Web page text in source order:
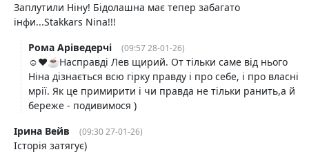
Заплутили Ніну! Бідолашна має тепер забагато
інфи...Stakkars Nina!!!
Рома Аріведерчі
(09:57 28-01-26)
☺️❤️☕️Насправді Лев щирий. От тільки саме від нього
Ніна дізнається всю гірку правду і про себе, і про власні
мрії. Як це примирити і чи правда не тільки ранить,а й
береже - подивимося )
Ірина Вейв
(09:30 27-01-26)
Історія затягує)